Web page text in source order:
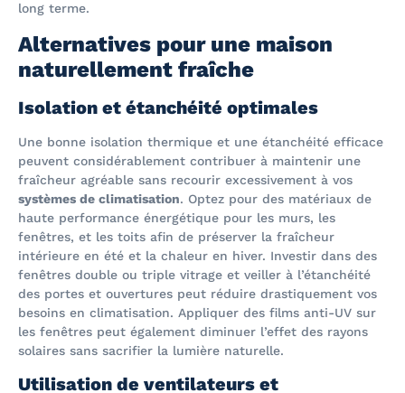
long terme.
Alternatives pour une maison
naturellement fraîche
Isolation et étanchéité optimales
Une bonne isolation thermique et une étanchéité efficace
peuvent considérablement contribuer à maintenir une
fraîcheur agréable sans recourir excessivement à vos
systèmes de climatisation. Optez pour des matériaux de
haute performance énergétique pour les murs, les
fenêtres, et les toits afin de préserver la fraîcheur
intérieure en été et la chaleur en hiver. Investir dans des
fenêtres double ou triple vitrage et veiller à l’étanchéité
des portes et ouvertures peut réduire drastiquement vos
besoins en climatisation. Appliquer des films anti-UV sur
les fenêtres peut également diminuer l’effet des rayons
solaires sans sacrifier la lumière naturelle.
Utilisation de ventilateurs et